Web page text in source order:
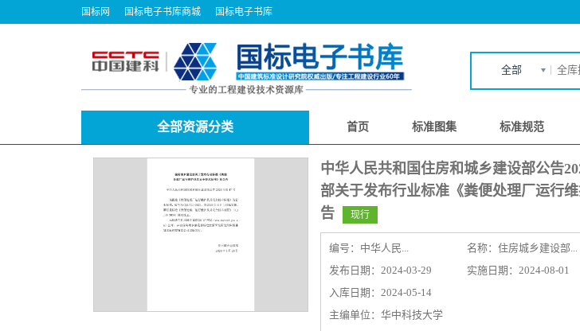
国标网 国标电子书库商城 国标电子书库
全部
全部资源分类 首页 标准图集 标准规范
中华人民共和国住房和城乡建设部公告
部关于发布行业标准《粪便处理厂运行
告
现行
编号： 中华人民... 名称： 住房城乡建设部...
发布日期：2024-03-29
实施日期：2024-08-01
入库日期：2024-05-14
主编单位：华中科技大学